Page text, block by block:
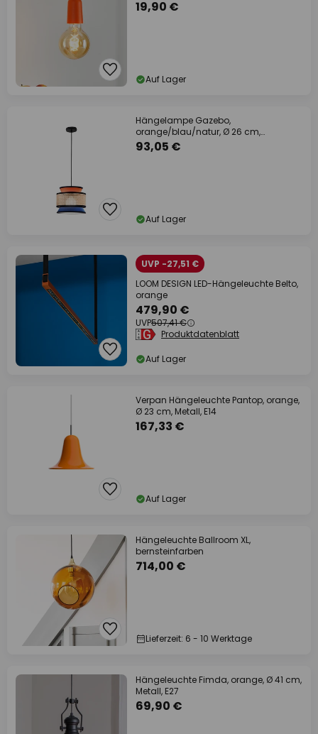
19,90 €
Auf Lager
Hängelampe Gazebo,
orange/blau/natur, Ø 26 cm,
Stoff/Rattan
93,05 €
Auf Lager
UVP -27,51 €
LOOM DESIGN LED-Hängeleuchte Belto,
orange
479,90 €
UVP507,41 €
Produktdatenblatt
Auf Lager
Verpan Hängeleuchte Pantop, orange,
Ø 23 cm, Metall, E14
167,33 €
Auf Lager
Hängeleuchte Ballroom XL,
bernsteinfarben
714,00 €
Lieferzeit: 6 - 10 Werktage
Hängeleuchte Fimda, orange, Ø 41 cm,
Metall, E27
69,90 €